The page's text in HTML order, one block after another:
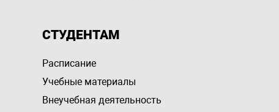
СТУДЕНТАМ
Расписание
Учебные материалы
Внеучебная деятельность